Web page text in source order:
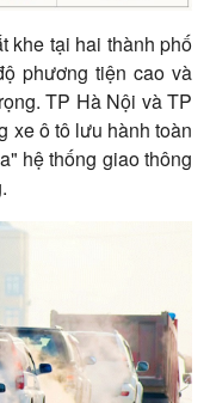
khe tại hai thành phố
phương tiện cao và
TP Hà Nội và TP
xe ô tô lưu hành toàn
hệ thống giao thông